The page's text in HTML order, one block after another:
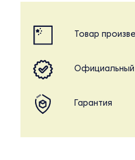
Товар
Официальный
Гарантия